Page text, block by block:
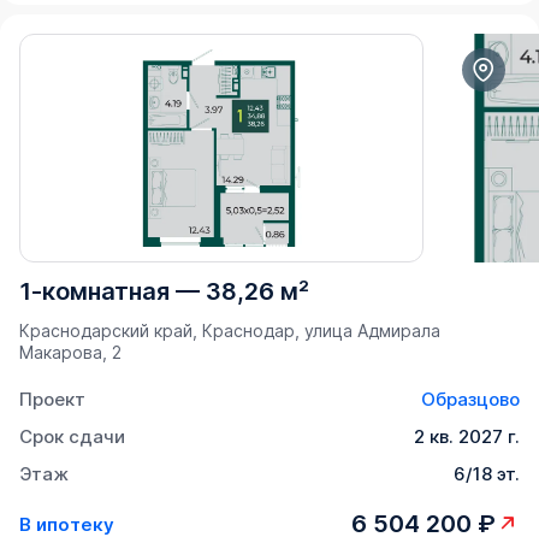
1-комнатная — 38,26 м²
Краснодарский край, Краснодар, улица Адмирала
Макарова, 2
Проект
Образцово
Срок сдачи
2 кв. 2027 г.
Этаж
6/18 эт.
В ипотеку
6 504 200 ₽